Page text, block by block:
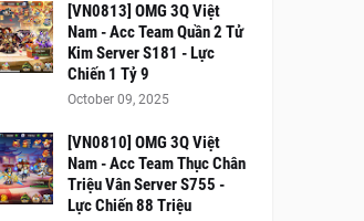
[VN0813] OMG 3Q Việt
Nam - Acc Team Quần 2 Tử
Kim Server S181 - Lực
Chiến 1 Tỷ 9
October 09, 2025
[VN0810] OMG 3Q Việt
Nam - Acc Team Thục Chân
Triệu Vân Server S755 -
Lực Chiến 88 Triệu